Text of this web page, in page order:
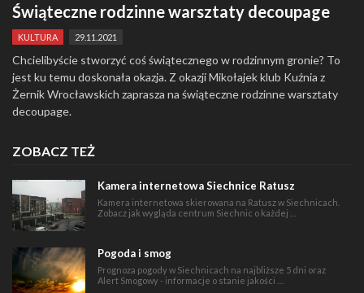
Świąteczne rodzinne warsztaty decoupage
KULTURA 29.11.2021
Chcielibyście stworzyć coś świątecznego w rodzinnym gronie? To
jest ku temu doskonała okazja. Z okazji Mikołajek klub Kuźnia z
Żernik Wrocławskich zaprasza na świąteczne rodzinne warsztaty
decoupage.
ZOBACZ TEŻ
Kamera internetowa Siechnice Ratusz
Kamera internetowa skierowana na Ratusz w Siechnicach.
Zobacz jak wygląda centrum Siechnic o każdej …
Pogoda i smog
Prognoza pogody w Siechnicach na najbliższe 5 dni oraz
Alert Smogowy - informacje o stanie jakości …